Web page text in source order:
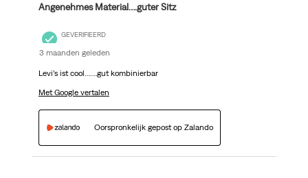
Angenehmes Material….guter Sitz
GEVERIFIEERD
3 maanden geleden
Levi’s ist cool…….gut kombinierbar
Met Google vertalen
Oorspronkelijk gepost op Zalando